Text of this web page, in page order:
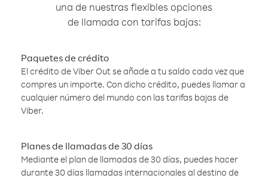
una de nuestras flexibles opciones
de llamada con tarifas bajas:
Paquetes de crédito
El crédito de Viber Out se añade a tu saldo cada vez que
compres un importe. Con dicho crédito, puedes llamar a
cualquier número del mundo con las tarifas bajas de
Viber.
Planes de llamadas de 30 días
Mediante el plan de llamadas de 30 días, puedes hacer
durante 30 días llamadas internacionales al destino de